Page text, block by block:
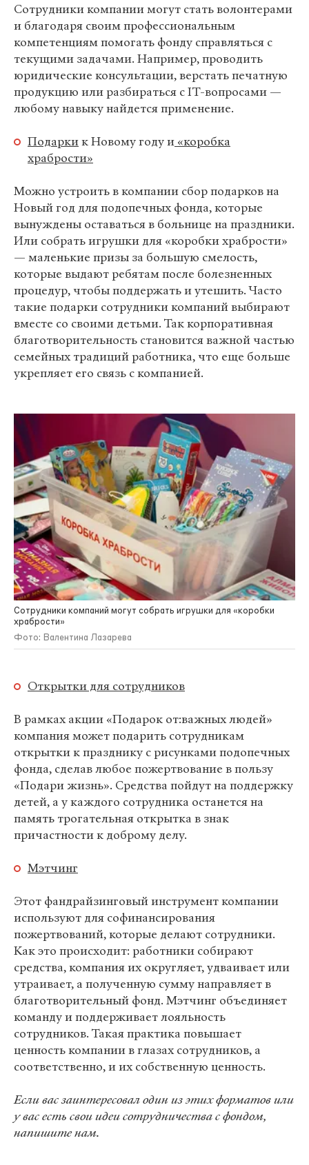
Сотрудники компании могут стать волонтерами
и благодаря своим профессиональным
компетенциям помогать фонду справляться с
текущими задачами. Например, проводить
юридические консультации, верстать печатную
продукцию или разбираться с IT-вопросами —
любому навыку найдется применение.
Подаркик Новому году и «коробка
храбрости»
Можно устроить в компании сбор подарков на
Новый год для подопечных фонда, которые
вынуждены оставаться в больнице на праздники.
Или собрать игрушки для «коробки храбрости»
— маленькие призы за большую смелость,
которые выдают ребятам после болезненных
процедур, чтобы поддержать и утешить. Часто
такие подарки сотрудники компаний выбирают
вместе со своими детьми. Так корпоративная
благотворительность становится важной частью
семейных традиций работника, что еще больше
укрепляет его связь с компанией.
Сотрудники компаний могут собрать игрушки для «коробки
храбрости»
Фото: Валентина Лазарева
Открытки для сотрудников
В рамках акции «Подарок от:важных людей»
компания может подарить сотрудникам
открытки к празднику с рисунками подопечных
фонда, сделав любое пожертвование в пользу
«Подари жизнь». Средства пойдут на поддержку
детей, а у каждого сотрудника останется на
память трогательная открытка в знак
причастности к доброму делу.
Мэтчинг
Этот фандрайзинговый инструмент компании
используют для софинансирования
пожертвований, которые делают сотрудники.
Как это происходит: работники собирают
средства, компания их округляет, удваивает или
утраивает, а полученную сумму направляет в
благотворительный фонд. Мэтчинг объединяет
команду и поддерживает лояльность
сотрудников. Такая практика повышает
ценность компании в глазах сотрудников, а
соответственно, и их собственную ценность.
Если вас заинтересовал один из этих форматов или
у вас есть свои идеи сотрудничества с фондом,
напишите нам.